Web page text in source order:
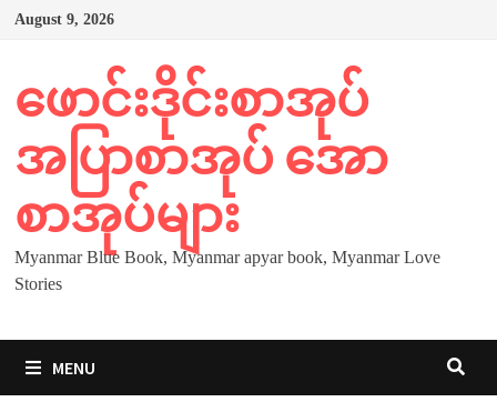
Skip
August 9, 2026
ဖောင်းဒိုင်းစာအုပ်
အပြာစာအုပ် အော
စာအုပ်များ
Myanmar Blue Book, Myanmar apyar book, Myanmar Love
Stories
MENU